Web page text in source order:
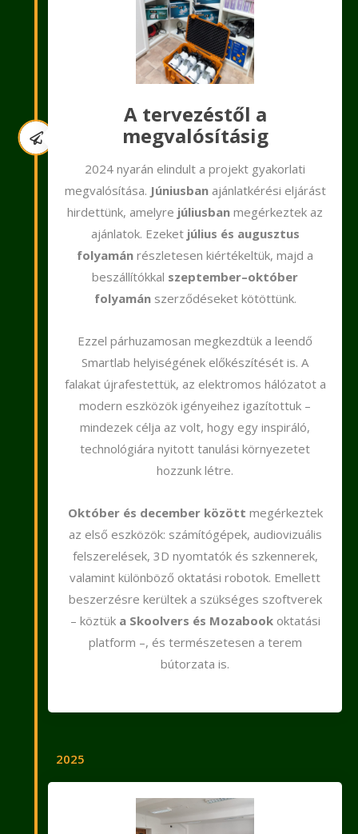
A tervezéstől a
megvalósításig
2024 nyarán elindult a projekt gyakorlati
megvalósítása. Júniusbanajánlatkérési eljárást
hirdettünk, amelyre júliusban megérkeztek az
ajánlatok. Ezeket július és augusztus
folyamán részletesen kiértékeltük, majd a
beszállítókkal szeptember–október
folyamánszerződéseket kötöttünk.
Ezzel párhuzamosan megkezdtük a leendő
Smartlab helyiségének előkészítését is. A
falakat újrafestettük, az elektromos hálózatot a
modern eszközök igényeihez igazítottuk –
mindezek célja az volt, hogy egy inspiráló,
technológiára nyitott tanulási környezetet
hozzunk létre.
Október és december között megérkeztek
az első eszközök: számítógépek, audiovizuális
felszerelések, 3D nyomtatók és szkennerek,
valamint különböző oktatási robotok. Emellett
beszerzésre kerültek a szükséges szoftverek
– köztük a Skoolvers és Mozabookoktatási
platform –, és természetesen a terem
bútorzata is.
2025